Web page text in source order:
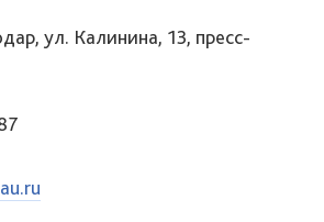
ул. Калинина, 13, пресс-